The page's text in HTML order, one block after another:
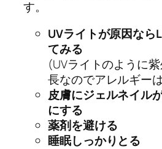
す。
UVライトが原因なら
てみる
(UVライトのように
長なのでアレルギー
皮膚にジェルネイル
にする
薬剤を避ける
睡眠しっかりとる